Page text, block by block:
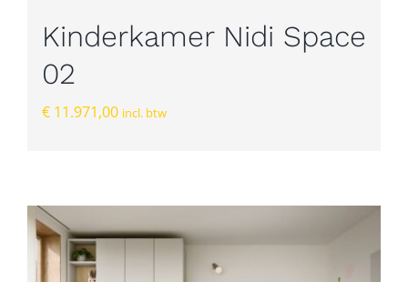
Kinderkamer Nidi Space
02
€11.971,00 incl. btw